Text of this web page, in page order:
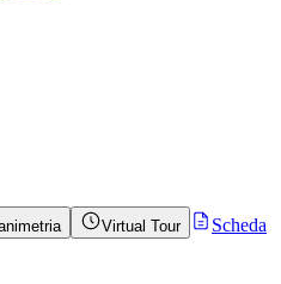
Virtual Tour
Scheda